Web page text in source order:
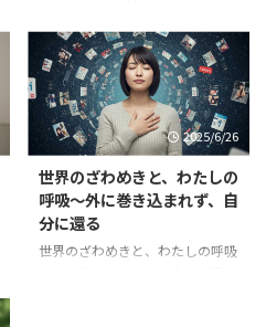
があります。 それは、自分以外
の“誰かの声”が心を支配している
とき。 他人の期待、世間の評
価、過去の記憶──。 それらが
繰り返し内側にこだまするうち
は、どこにも本当の静けさは訪れ
ません。 この回では、感謝呼吸
を通じて「自分の声に還る」こと
をテーマにお届けします。 周囲
のノイズに揺れない「わたしの中
心」に還る 私たちの心は、ふだ
2025/6/26
世界のざわめきと、わたしの
呼吸～外に巻き込まれず、自
分に還る
世界のざわめきと、わたしの呼吸